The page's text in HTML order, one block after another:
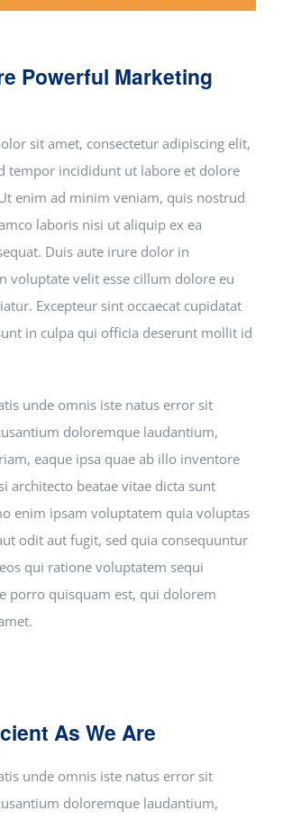
Powerful Marketing
sit amet, consectetur adipiscing elit,
tempor incididunt ut labore et dolore
enim ad minim veniam, quis nostrud
laboris nisi ut aliquip ex ea
Duis aute irure dolor in
voluptate velit esse cillum dolore eu
Excepteur sint occaecat cupidatat
in culpa qui officia deserunt mollit id
unde omnis iste natus error sit
doloremque laudantium,
eaque ipsa quae ab illo inventore
architecto beatae vitae dicta sunt
enim ipsam voluptatem quia voluptas
odit aut fugit, sed quia consequuntur
qui ratione voluptatem sequi
porro quisquam est, qui dolorem
As We Are
unde omnis iste natus error sit
doloremque laudantium,